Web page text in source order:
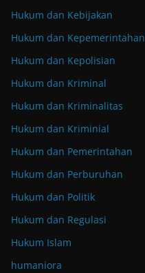
Hukum dan Kebijakan
Hukum dan Kepemerintahan
Hukum dan Kepolisian
Hukum dan Kriminal
Hukum dan Kriminalitas
Hukum dan Kriminial
Hukum dan Pemerintahan
Hukum dan Perburuhan
Hukum dan Politik
Hukum dan Regulasi
Hukum Islam
humaniora